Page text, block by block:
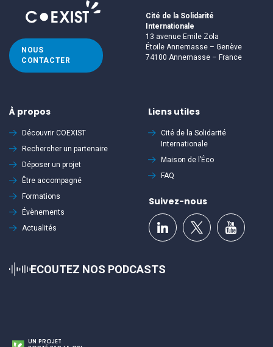
NOUS
CONTACTER
Cité de la Solidarité
Internationale
13 avenue Emile Zola
Étoile Annemasse – Genève
74100 Annemasse – France
À propos
Découvrir COEXIST
Rechercher un partenaire
Déposer un projet
Être accompagné
Formations
Évènements
Actualités
Liens utiles
Cité de la Solidarité
Internationale
Maison de l’Éco
FAQ
Suivez-nous
ECOUTEZ NOS PODCASTS
UN PROJET